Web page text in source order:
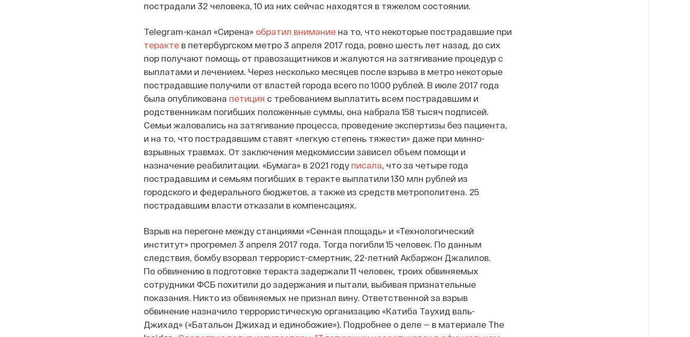
пострадали 32 человека, 10 из них сейчас находятся в тяжелом состоянии.
Telegram-канал «Сирена» обратил вниманиена то, что некоторые пострадавшие при
терактев петербургском метро 3 апреля 2017 года, ровно шесть лет назад, до сих
пор получают помощь от правозащитников и жалуются на затягивание процедур с
выплатами и лечением. Через несколько месяцев после взрыва в метро некоторые
пострадавшие получили от властей города всего по 1000 рублей. В июле 2017 года
была опубликована петиция с требованием выплатить всем пострадавшим и
родственникам погибших положенные суммы, она набрала 158 тысяч подписей.
Семьи жаловались на затягивание процесса, проведение экспертизы без пациента,
и на то, что пострадавшим ставят «легкую степень тяжести» даже при минно-
взрывных травмах. От заключения медкомиссии зависел объем помощи и
назначение реабилитации. «Бумага» в 2021 году писала, что за четыре года
пострадавшим и семьям погибших в теракте выплатили 130 млн рублей из
городского и федерального бюджетов, а также из средств метрополитена. 25
пострадавшим власти отказали в компенсациях.
Взрыв на перегоне между станциями «Сенная площадь» и «Технологический
институт» прогремел 3 апреля 2017 года. Тогда погибли 15 человек. По данным
следствия, бомбу взорвал террорист-смертник, 22-летний Акбаржон Джалилов.
По обвинению в подготовке теракта задержали 11 человек, троих обвиняемых
сотрудники ФСБ похитили до задержания и пытали, выбивая признательные
показания. Никто из обвиняемых не признал вину. Ответственной за взрыв
обвинение назначило террористическую организацию «Катиба Таухид валь-
Джихад» («Батальон Джихад и единобожие»). Подробнее о деле — в материале The